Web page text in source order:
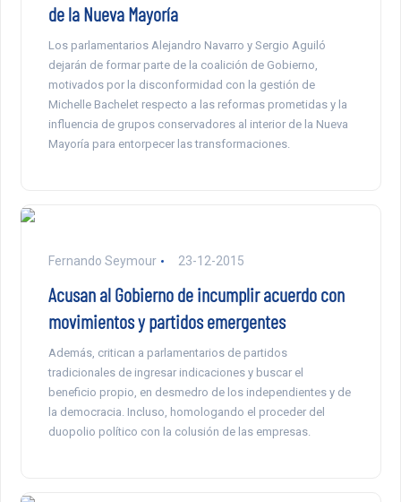
de la Nueva Mayoría
Los parlamentarios Alejandro Navarro y Sergio Aguiló
dejarán de formar parte de la coalición de Gobierno,
motivados por la disconformidad con la gestión de
Michelle Bachelet respecto a las reformas prometidas y la
influencia de grupos conservadores al interior de la Nueva
Mayoría para entorpecer las transformaciones.
Fernando Seymour 23-12-2015
Acusan al Gobierno de incumplir acuerdo con
movimientos y partidos emergentes
Además, critican a parlamentarios de partidos
tradicionales de ingresar indicaciones y buscar el
beneficio propio, en desmedro de los independientes y de
la democracia. Incluso, homologando el proceder del
duopolio político con la colusión de las empresas.